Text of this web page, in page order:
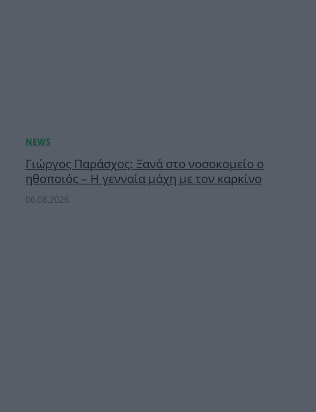
Γιώργος Παράσχος: Ξανά στο νοσοκομείο ο
ηθοποιός – Η γενναία μάχη με τον καρκίνο
06.08.2026